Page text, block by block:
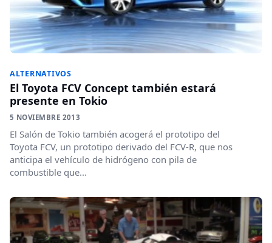
ALTERNATIVOS
El Toyota FCV Concept también estará
presente en Tokio
5 NOVIEMBRE 2013
El Salón de Tokio también acogerá el prototipo del
Toyota FCV, un prototipo derivado del FCV-R, que nos
anticipa el vehículo de hidrógeno con pila de
combustible que...